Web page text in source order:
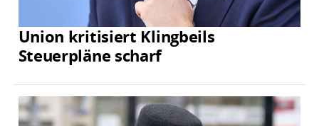
Union kritisiert Klingbeils
Steuerpläne scharf